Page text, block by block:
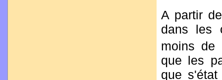
A partir
dans les
moins de
que les
que